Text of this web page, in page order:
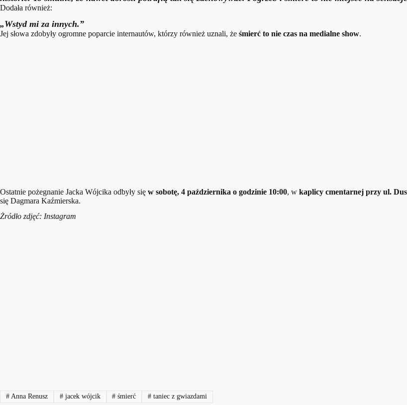
Dodała również:
„Wstyd mi za innych.”
Jej słowa zdobyły ogromne poparcie internautów, którzy również uznali, że śmierć to nie czas na medialne show.
Ostatnie pożegnanie Jacka Wójcika odbyły się w sobotę, 4 października o godzinie 10:00, w kaplicy cmentarnej przy ul.
się Dagmara Kaźmierska.
Żródło zdjęć: Instagram
#Anna Renusz #jacek wójcik # śmierć # taniec z gwiazdami